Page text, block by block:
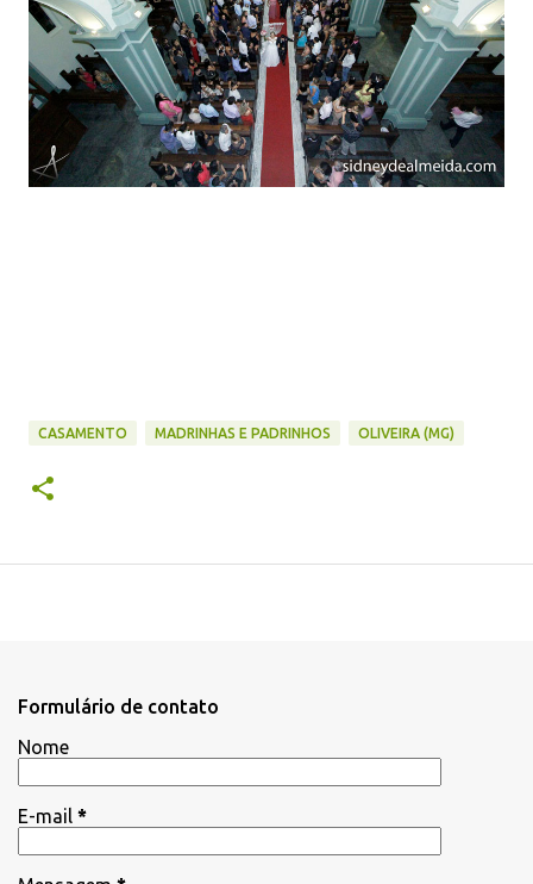
CASAMENTO MADRINHAS E PADRINHOS OLIVEIRA (MG)
Formulário de contato
Nome
E-mail *